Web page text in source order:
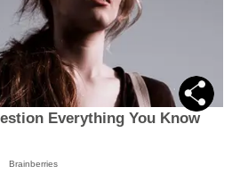
Everything You Know
Brainberries